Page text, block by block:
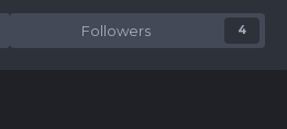
Followers 4